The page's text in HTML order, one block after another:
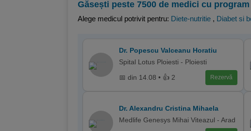
Găsești peste 7500 de medici cu
Alege medicul potrivit pentru: Diete-nutritie , Diabet si
Dr. Popescu Valceanu Horatiu
Spital Lotus Ploiesti - Ploiesti
📅 din 14.08 • 👍 2 Rezervă
Dr. Alexandru Cristina Mihaela
Medlife Genesys Mihai Viteazul - Arad